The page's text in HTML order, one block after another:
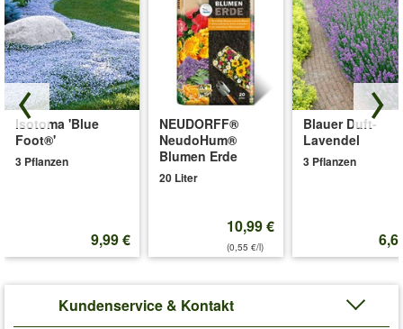
Isotoma 'Blue
Foot®'
3 Pflanzen
9,99 €
NEUDORFF®
NeudoHum®
Blumen Erde
20 Liter
10,99 €
(0,55 €/l)
Blauer Duft-
Lavendel
3 Pflanzen
Kundenservice & Kontakt